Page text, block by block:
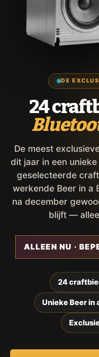
DE
24
De meest
dit jaar in een
geselecteerde
werkende Beer in a
na december
blijft —
ALLEEN NU ·
24
Unieke Beer in